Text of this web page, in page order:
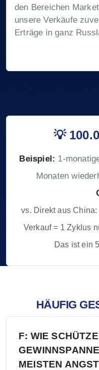
den Bereichen
unsere Verkäufe
Erträge in ganz
💡
Beispiel: 1-
Monaten
vs. Direkt aus
Verkauf = 1 Zyklus
Das ist ein
HÄUFIG
F: WIE
MEISTEN